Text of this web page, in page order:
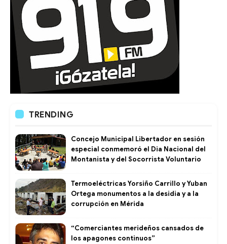
TRENDING
Concejo Municipal Libertador en sesión
especial conmemoró el Dia Nacional del
Montanista y del Socorrista Voluntario
Termoeléctricas Yorsiño Carrillo y Yuban
Ortega monumentos a la desidia y a la
corrupción en Mérida
“Comerciantes merideños cansados de
los apagones continuos”